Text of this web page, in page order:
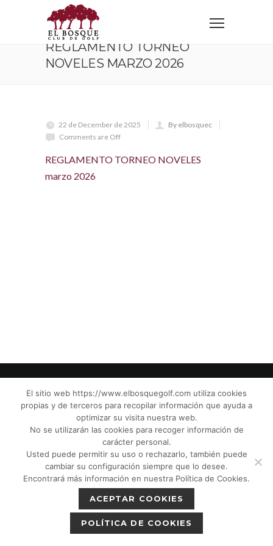
Home
REGLAMENTO TORNEO NOVELES marzo 2026
REGLAMENTO TORNEO
NOVELES MARZO 2026
22 de December de 2025
By elbosquec
Comments are Off
REGLAMENTO TORNEO NOVELES
marzo 2026
© El Bosque Club de Golf |Aviso Legal|
Política de Privacidad| Política de Cookies
Política de devoluciones|
Protección de Menores CPM”|
El sitio web https://www.elbosquegolf.com utiliza cookies
propias y de terceros para recopilar información que ayuda a
optimizar su visita nuestra web.
No se utilizarán las cookies para recoger información de
carácter personal.
Usted puede permitir su uso o rechazarlo, también puede
cambiar su configuración siempre que lo desee.
Encontrará más información en nuestra Política de Cookies.
ACEPTAR COOKIES
POLÍTICA DE COOKIES